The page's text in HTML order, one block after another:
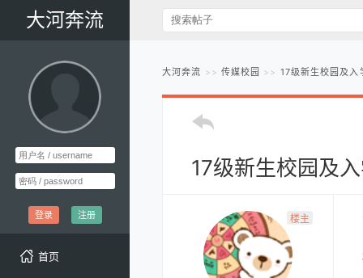
大河奔流
登录 注册
首页
大河奔流 传媒校园 17级新生校园及入
17级新生校园及
楼主